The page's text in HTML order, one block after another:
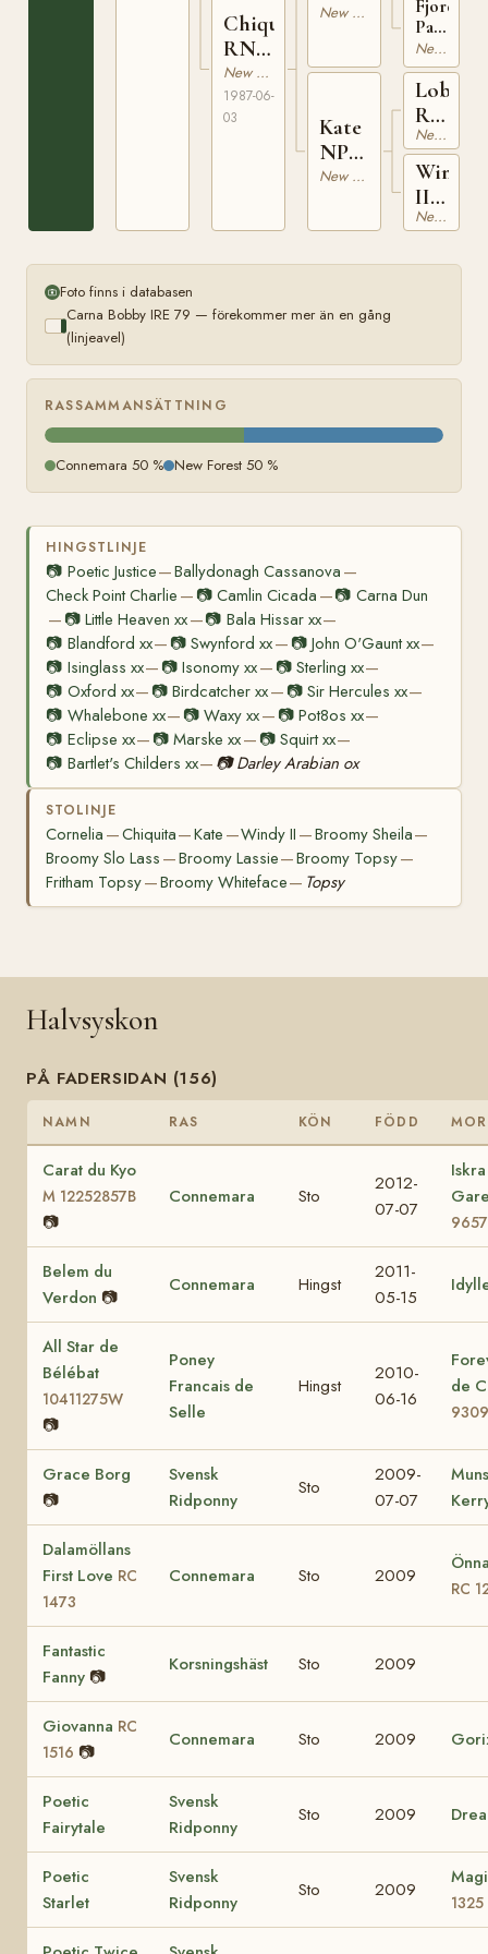
Chiquita
RNF
1781New Forest
1987-06-
03
626 New Forest
Kate
NPA
781 New Forest
Fjordens
Panshon
NPA
364
New Forest
RNF
41New Forest
Windy
II
RNF
New Forest
Foto finns i databasen
Carna Bobby IRE 79 — förekommer mer än en gång
(linjeavel)
RASSAMMANSÄTTNING
Connemara 50 % New Forest 50 %
HINGSTLINJE
📷 Poetic Justice—Ballydonagh Cassanova —
Check Point Charlie — 📷Camlin Cicada —📷 Carna Dun
— 📷Little Heaven xx—📷 Bala Hissar xx—
📷 Blandford xx— 📷Swynford xx— 📷John O'Gaunt xx—
📷 Isinglass xx— 📷Isonomy xx— 📷 Sterling xx—
📷 Oxford xx— 📷Birdcatcher xx— 📷 Sir Hercules xx—
📷 Whalebone xx— 📷Waxy xx— 📷 Pot8os xx—
📷 Eclipse xx— 📷Marske xx— 📷 Squirt xx—
📷 Bartlet's Childers xx— 📷 Darley Arabian ox
STOLINJE
Cornelia —Chiquita—Kate —Windy II —Broomy Sheila—
Broomy Slo Lass —Broomy Lassie—Broomy Topsy—
Fritham Topsy—Broomy Whiteface— Topsy
Halvsyskon
PÅ FADERSIDAN (156)
NAMN RAS KÖN FÖDD MOR
Carat du Kyo
M 12252857B
📷
Connemara Sto
2012-
07-07
Belem du
Verdon 📷
Connemara Hingst
2011-
05-15
All Star de
Bélébat
10411275W
📷
Poney
Francais de
Selle
Hingst
2010-
06-16
de
Grace Borg
📷
Svensk
Ridponny
Sto
2009-
07-07
Dalamöllans
First Love RC
1473
Connemara Sto 2009
RC
Fantastic
Fanny 📷
Korsningshäst Sto 2009
Giovanna RC
1516 📷
Connemara Sto 2009
Poetic
Fairytale
Svensk
Ridponny
Sto 2009
Poetic
Starlet
Svensk
Ridponny
Sto 2009
1325